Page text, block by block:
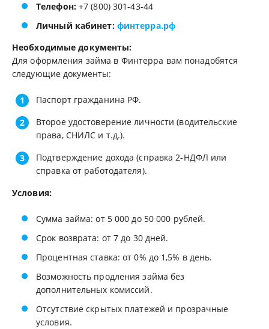
Телефон:+7 (800) 301-43-44
Личный кабинет: финтерра.рф
Необходимые документы:
Для оформления займа в Финтерра вам понадобятся
следующие документы:
Паспорт гражданина РФ.
Второе удостоверение личности (водительские
права, СНИЛС и т.д.).
Подтверждение дохода (справка 2-НДФЛ или
справка от работодателя).
Условия:
Сумма займа: от 5 000 до 50 000 рублей.
Срок возврата: от 7 до 30 дней.
Процентная ставка: от 0% до 1,5% в день.
Возможность продления займа без
дополнительных комиссий.
Отсутствие скрытых платежей и прозрачные
условия.